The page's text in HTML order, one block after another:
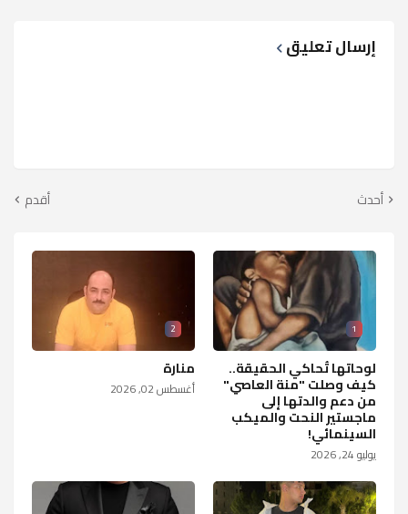
إرسال تعليق
أحدث أقدم
1
لوحاتها تُحاكي الحقيقة..
كيف وصلت "منة العاصي"
من دعم والدتها إلى
ماجستير النحت والميكب
السينمائي!
يوليو 24, 2026
2
منارة
أغسطس 02, 2026